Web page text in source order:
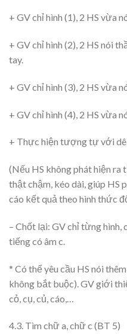
+ GV chỉ hình (1), 2 HS vừa
+ GV chỉ hình (2), 2 HS nói
tay.
+ GV chỉ hình (3), 2 HS vừa
+ GV chỉ hình (4), 2 HS vừa
+ Thực hiện tượng tự với
(Nếu HS không phát hiện ra
thật chậm, kéo dài, giúp HS
cáo kết quả theo hình thức
– Chốt lại: GV chỉ từng hình,
tiếng có âm c.
* Có thể yêu cầu HS nói
không bắt buộc). GV giới
cỏ, cụ, củ, cáo,…
4.3. Tìm chữ a, chữ c (BT 5)